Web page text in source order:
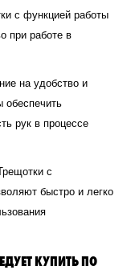
с функцией работы
при работе в
на удобство и
обеспечить
рук в процессе
с
быстро и легко
КУПИТЬ ПО